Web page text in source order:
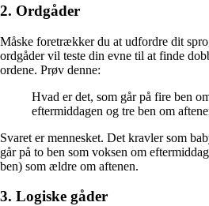
2. Ordgåder
Måske foretrækker du at udfordre dit
ordgåder vil teste din evne til at finde
ordene. Prøv denne:
Hvad er det, som går på fire ben
eftermiddagen og tre ben om
Svaret er mennesket. Det kravler som
går på to ben som voksen om
ben) som ældre om aftenen.
3. Logiske gåder